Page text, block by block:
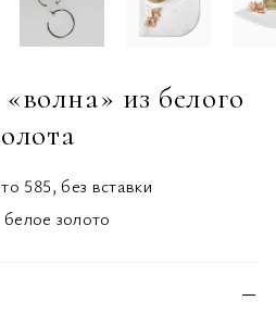
из белого
585, без вставки
белое золото